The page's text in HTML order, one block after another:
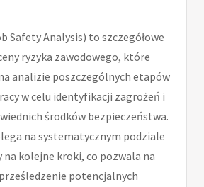
Safety Analysis) to szczegółowe
ryzyka zawodowego, które
analizie poszczególnych etapów
w celu identyfikacji zagrożeń i
środków bezpieczeństwa.
na systematycznym podziale
na kolejne kroki, co pozwala na
potencjalnych